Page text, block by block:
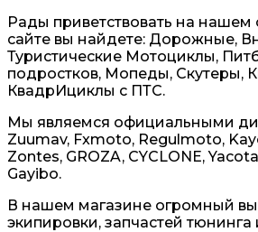
Рады приветствовать на нашем
сайте вы найдете: Дорожные,
Туристические Мотоциклы,
подростков, Мопеды, Скутеры,
КвадрИциклы с ПТС.
Мы являемся официальными
Zuumav, Fxmoto, Regulmoto,
Zontes, GROZA, CYCLONE,
Gayibo.
В нашем магазине огромный
экипировки, запчастей